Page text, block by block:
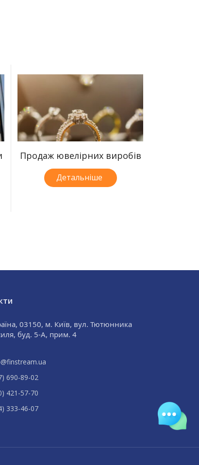
Продаж ювелірних виробів
Детальніше
03150, м. Київ, вул. Тютюнника
буд. 5-А, прим. 4
690-89-02
421 -57-70
333-46-07